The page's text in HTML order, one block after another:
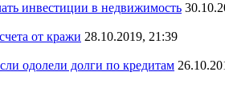
инвестиции в недвижимость
от кражи 28.10.2019, 21:39
одолели долги по кредитам